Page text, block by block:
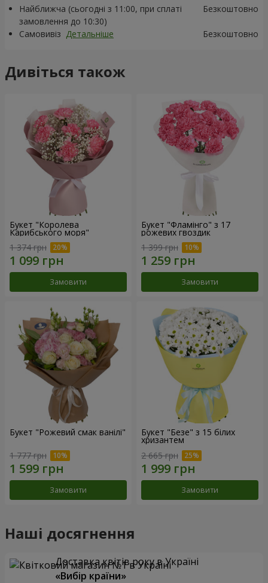
Найближча (сьогодні з 11:00, при сплаті
замовлення до 10:30)
Безкоштовно
Самовивіз Детальніше Безкоштовно
Дивіться також
Букет "Королева
Карибського моря"
1 374 грн
Замовити
Букет "Фламінго" з 17
рожевих гвоздик
1 399 грн
Замовити
Букет "Рожевий смак ванілі"
1 777 грн
Замовити
Букет "Безе" з 15 білих
хризантем
2 665 грн
Замовити
Наші досягнення
Доставка квітів року в Україні
«Вибір країни»